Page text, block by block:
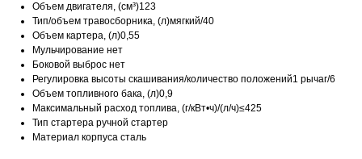
Объем двигателя, (см³)123
Тип/объем травосборника, (л)мягкий/40
Объем картера, (л)0,55
Мульчирование нет
Боковой выброс нет
Регулировка высоты скашивания/количество положений1 рычаг/6
Объем топливного бака, (л)0,9
Максимальный расход топлива, (г/кВт•ч)/(л/ч)≤425
Тип стартера ручной стартер
Материал корпуса сталь